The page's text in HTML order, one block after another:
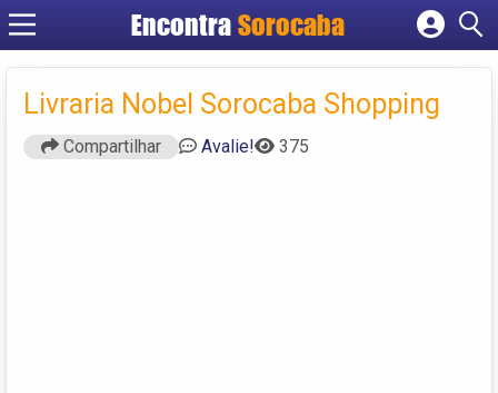
EncontraSorocaba
Cadastrar empresa
Criar conta
Livraria Nobel Sorocaba Shopping
Compartilhar Avalie! 375